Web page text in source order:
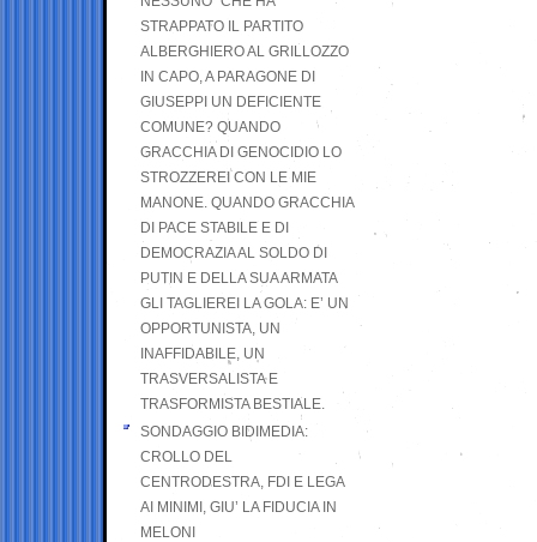
STRAPPATO IL PARTITO
ALBERGHIERO AL GRILLOZZO
IN CAPO, A PARAGONE DI
GIUSEPPI UN DEFICIENTE
COMUNE? QUANDO
GRACCHIA DI GENOCIDIO LO
STROZZEREI CON LE MIE
MANONE. QUANDO GRACCHIA
DI PACE STABILE E DI
DEMOCRAZIA AL SOLDO DI
PUTIN E DELLA SUA ARMATA
GLI TAGLIEREI LA GOLA: E’ UN
OPPORTUNISTA, UN
INAFFIDABILE, UN
TRASVERSALISTA E
TRASFORMISTA BESTIALE.
SONDAGGIO BIDIMEDIA:
CROLLO DEL
CENTRODESTRA, FDI E LEGA
AI MINIMI, GIU’ LA FIDUCIA IN
MELONI